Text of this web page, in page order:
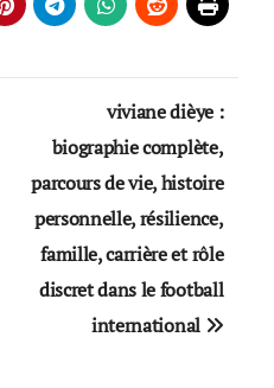
viviane dièye :
biographie complète,
parcours de vie, histoire
personnelle, résilience,
famille, carrière et rôle
discret dans le football
international